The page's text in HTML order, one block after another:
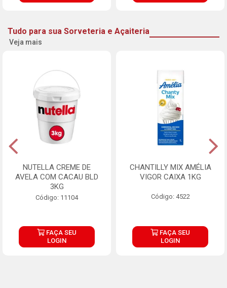
Tudo para sua Sorveteria e Açaiteria
Veja mais
NUTELLA CREME DE
AVELA COM CACAU BLD
3KG
Código: 11104
FAÇA SEU
LOGIN
CHANTILLY MIX AMÉLIA
VIGOR CAIXA 1KG
Código: 4522
FAÇA SEU
LOGIN